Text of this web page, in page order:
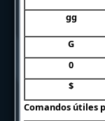
gg
G
0
$
Comandos útiles